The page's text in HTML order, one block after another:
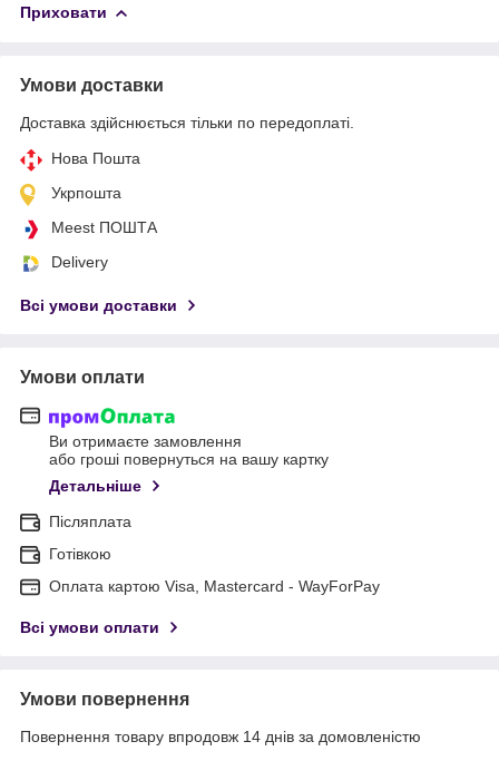
Приховати
Умови доставки
Доставка здійснюється тільки по передоплаті.
Нова Пошта
Укрпошта
Meest ПОШТА
Delivery
Всі умови доставки
Умови оплати
Ви отримаєте замовлення
або гроші повернуться на вашу картку
Детальніше
Післяплата
Готівкою
Оплата картою Visa, Mastercard - WayForPay
Всі умови оплати
Умови повернення
Повернення товару впродовж 14 днів за домовленістю